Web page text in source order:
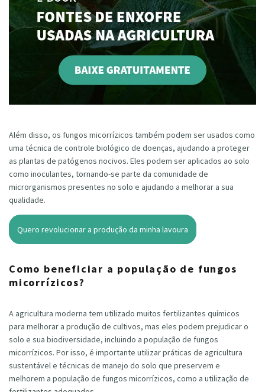
Além disso, os fungos micorrízicos também podem ser usados como
uma técnica de controle biológico de doenças, ajudando a proteger
as plantas de patógenos nocivos. Eles podem ser aplicados ao solo
como inoculantes, tornando-se parte da comunidade de
microrganismos presentes no solo e ajudando a melhorar a sua
qualidade.
Quero revolucionar a produção da minha lavoura
Como beneficiar a população de fungos
micorrízicos?
A agricultura moderna tem utilizado muitos fertilizantes químicos
para melhorar a produção de cultivos, mas eles podem prejudicar o
solo e sua biodiversidade, incluindo a população de fungos
micorrízicos. Por isso, é importante utilizar práticas de agricultura
sustentável e técnicas de manejo do solo que preservem e
melhorem a população de fungos micorrízicos, como a utilização de